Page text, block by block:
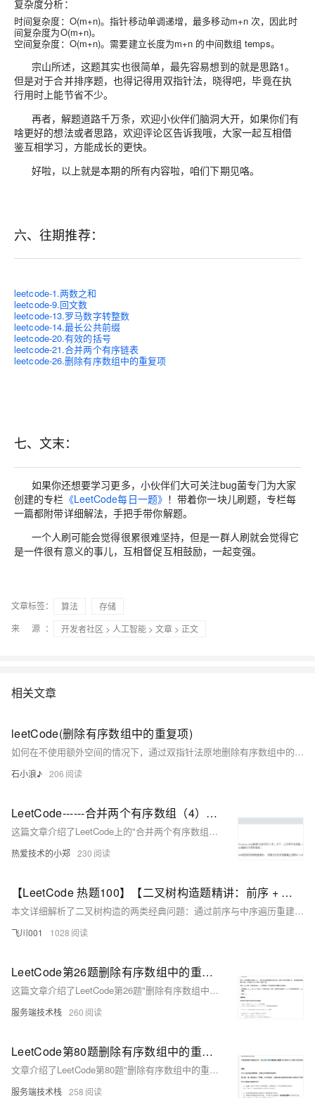
复杂度分析：
时间复杂度：O(m+n)。指针移动单调递增，最多移动m+n 次，因此时
间复杂度为O(m+n)。
空间复杂度：O(m+n)。需要建立长度为m+n 的中间数组 temps。
宗山所述，这题其实也很简单，最先容易想到的就是思路1。
但是对于合并排序题，也得记得用双指针法，晓得吧，毕竟在执
行用时上能节省不少。
再者，解题道路千万条，欢迎小伙伴们脑洞大开，如果你们有
啥更好的想法或者思路，欢迎评论区告诉我哦，大家一起互相借
鉴互相学习，方能成长的更快。
好啦，以上就是本期的所有内容啦，咱们下期见咯。
六、往期推荐：
leetcode-1.两数之和
leetcode-9.回文数
leetcode-13.罗马数字转整数
leetcode-14.最长公共前缀
leetcode-20.有效的括号
leetcode-21.合并两个有序链表
leetcode-26.删除有序数组中的重复项
七、文末：
如果你还想要学习更多，小伙伴们大可关注bug菌专门为大家
创建的专栏 《LeetCode每日一题》 ！带着你一块儿刷题，专栏每
一篇都附带详细解法，手把手带你解题。
一个人刷可能会觉得很累很难坚持，但是一群人刷就会觉得它
是一件很有意义的事儿，互相督促互相鼓励，一起变强。
文章标签： 算法
存储
来 源：
开发者社区 > 人工智能 > 文章 > 正文
相关文章
leetCode(删除有序数组中的重复项)
如何在不使用额外空间的情况下，通过双指针法原地删除有序数组中的重复项。
石小浪♪ 206
LeetCode------合并两个有序数组（4）【数组】
这篇文章介绍了LeetCode上的"合并两个有序数组"问题，并提供了三种解法：第一种是使用Java的Arrays.sort()方法直接对合并后的数组进行排序；第二种是使用辅助数组和双指针技术进行合并；第三种则是从后向前的双指针方法，避免了使用额外的辅助数组。
热爱技术的小郑 230
【LeetCode 热题100】【二叉树构造题精讲：前序 + 中序建树 & 有序数组构造 BST】（详细解析）（Go语言版）
本文详细解析了二叉树构造的两类经典问题：通过前序与中序遍历重建二叉树（LeetCode 105），以及将有序数组转化为平衡二叉搜索树（BST，LeetCode 108）。文章从核心思路、递归解法到实现细节逐一拆解，强调通过索引控制子树范围以优化性能，并对比两题的不同构造逻辑。最后总结通用构造套路，提供进阶思考方向，帮助彻底掌握二叉树构造类题目。
飞川001 1028
LeetCode第26题删除有序数组中的重复项
这篇文章介绍了LeetCode第26题"删除有序数组中的重复项"的解题方法，通过使用双指针技巧，高效地去除数组中的相邻重复元素。
服务端技术栈 260
LeetCode第80题删除有序数组中的重复项 II
文章介绍了LeetCode第80题"删除有序数组中的重复项 II"的解法，利用双指针技术在O(1)空间复杂度内原地删除重复元素，并总结了双指针技术在处理有序数组问题中的应用。
服务端技术栈 258